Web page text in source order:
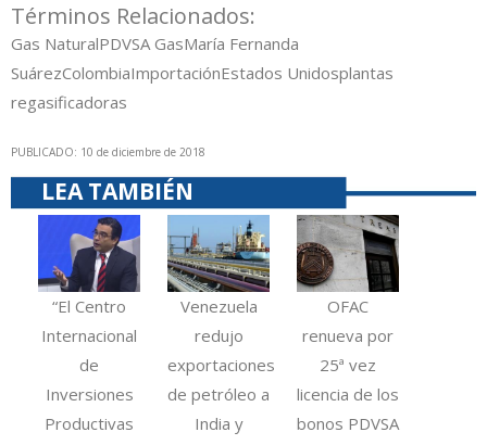
Términos Relacionados:
Gas NaturalPDVSA GasMaría Fernanda
SuárezColombiaImportaciónEstados Unidosplantas
regasificadoras
PUBLICADO: 10 de diciembre de 2018
LEA TAMBIÉN
“El Centro
Internacional
de
Inversiones
Productivas
Venezuela
redujo
exportaciones
de petróleo a
India y
OFAC
renueva por
25ª vez
licencia de los
bonos PDVSA